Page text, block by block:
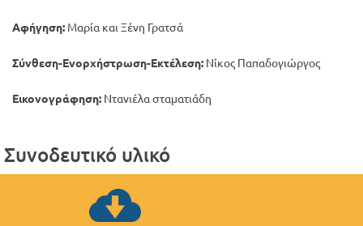
Αφήγηση: Μαρία και Ξένη Γρατσά
Σύνθεση-Ενορχήστρωση-Εκτέλεση: Νίκος Παπαδογιώργος
Εικονογράφηση: Ντανιέλα σταματιάδη
Συνοδευτικό υλικό